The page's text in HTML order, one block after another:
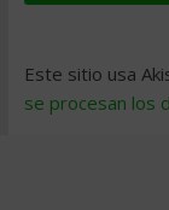
Este sitio usa
se procesan los